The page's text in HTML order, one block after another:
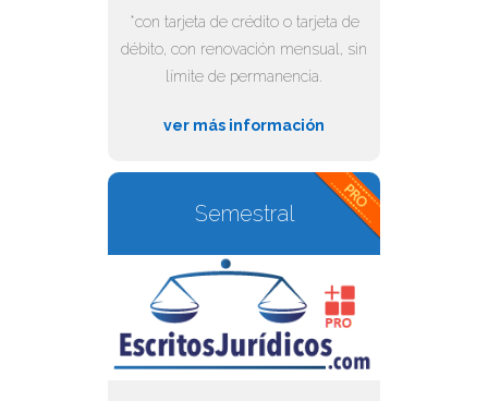
*con tarjeta de crédito o tarjeta de
débito, con renovación mensual, sin
límite de permanencia.
ver más información
Semestral